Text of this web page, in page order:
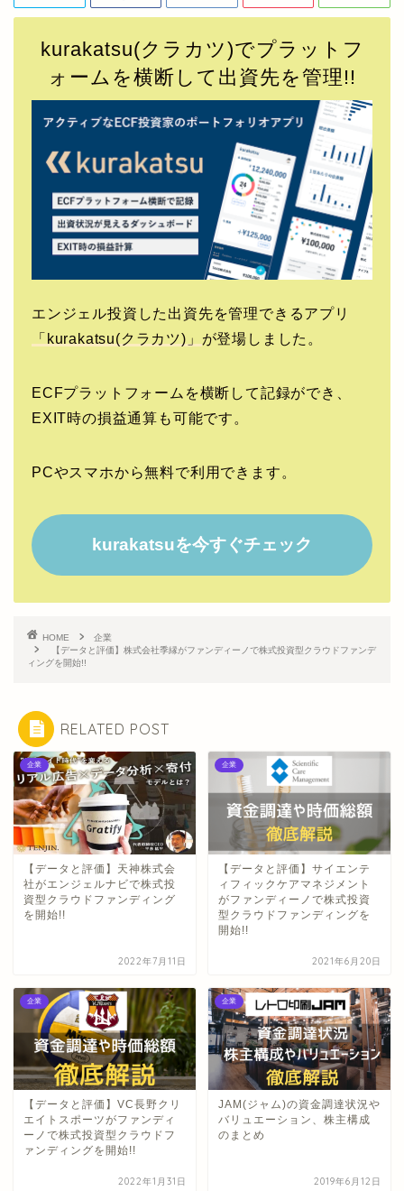
kurakatsu(クラカツ)でプラットフ
ォームを横断して出資先を管理!!
エンジェル投資した出資先を管理できるアプリ
「kurakatsu(クラカツ)」 が登場しました。
ECFプラットフォームを横断して記録ができ、
EXIT時の損益通算も可能です。
PCやスマホから無料で利用できます。
kurakatsuを今すぐチェック
HOME
企業
【データと評価】株式会社季縁がファンディーノで株式投資型クラウドファンデ
ィングを開始!!
RELATED POST
企業
【データと評価】天神株式会
社がエンジェルナビで株式投
資型クラウドファンディング
を開始!!
2022年7月11日
企業
【データと評価】サイエンテ
ィフィックケアマネジメント
がファンディーノで株式投資
型クラウドファンディングを
開始!!
2021年6月20日
企業
【データと評価】VC長野クリ
エイトスポーツがファンディ
ーノで株式投資型クラウドフ
ァンディングを開始!!
2022年1月31日
企業
JAM(ジャム)の資金調達状況や
バリュエーション、株主構成
のまとめ
2019年6月12日